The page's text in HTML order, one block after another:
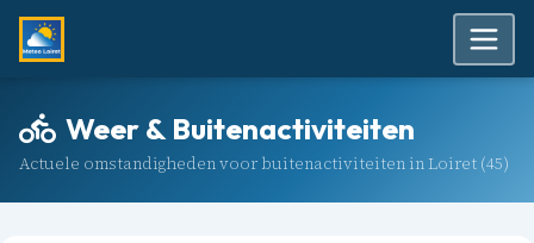
Weer & Buitenactiviteiten
Actuele omstandigheden voor buitenactiviteiten in Loiret (45)